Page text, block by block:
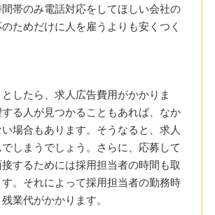
帯のみ電話対応をしてほしい会社の
ためだけに人を雇うよりも安くつく
したら、求人広告費用がかかりま
る人が見つかることもあれば、なか
場合もあります。そうなると、求人
しまうでしょう。さらに、応募して
するためには採用担当者の時間も取
。それによって採用担当者の勤務時
業代がかかります。